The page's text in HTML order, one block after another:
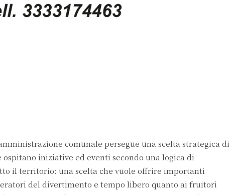
comunale persegue una scelta strategica di
iniziative ed eventi secondo una logica di
il territorio: una scelta che vuole offrire importanti
del divertimento e tempo libero quanto ai fruitori